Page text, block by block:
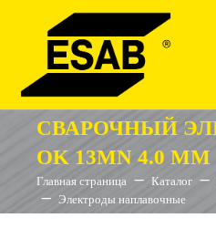
СВАРОЧНЫЙ
OK 13MN 4.0 ММ
Главная страница Каталог
Электроды наплавочные